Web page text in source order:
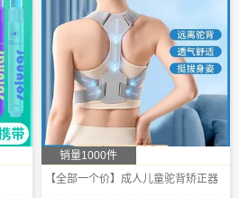
销量1000件
【全部一个价】成人儿童驼背矫正器